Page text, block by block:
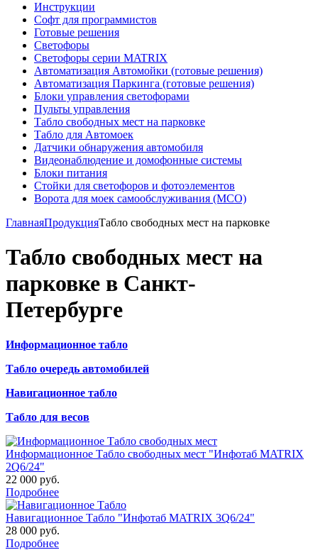
Инструкции
Софт для программистов
Готовые решения
Светофоры
Светофоры серии MATRIX
Автоматизация Автомойки (готовые решения)
Автоматизация Паркинга (готовые решения)
Блоки управления светофорами
Пульты управления
Табло свободных мест на парковке
Табло для Автомоек
Датчики обнаружения автомобиля
Видеонаблюдение и домофонные системы
Блоки питания
Стойки для светофоров и фотоэлементов
Ворота для моек самообслуживания (МСО)
ГлавнаяПродукцияТабло свободных мест на парковке
Табло свободных мест на
парковке в Санкт-
Петербурге
Информационное табло
Табло очередь автомобилей
Навигационное табло
Табло для весов
Информационное Табло свободных мест "Инфотаб MATRIX
2Q6/24"
22 000 руб.
Подробнее
Навигационное Табло "Инфотаб MATRIX 3Q6/24"
28 000 руб.
Подробнее